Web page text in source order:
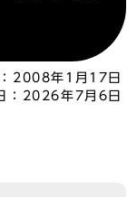
2008年1月17日
：
2026年7月6日